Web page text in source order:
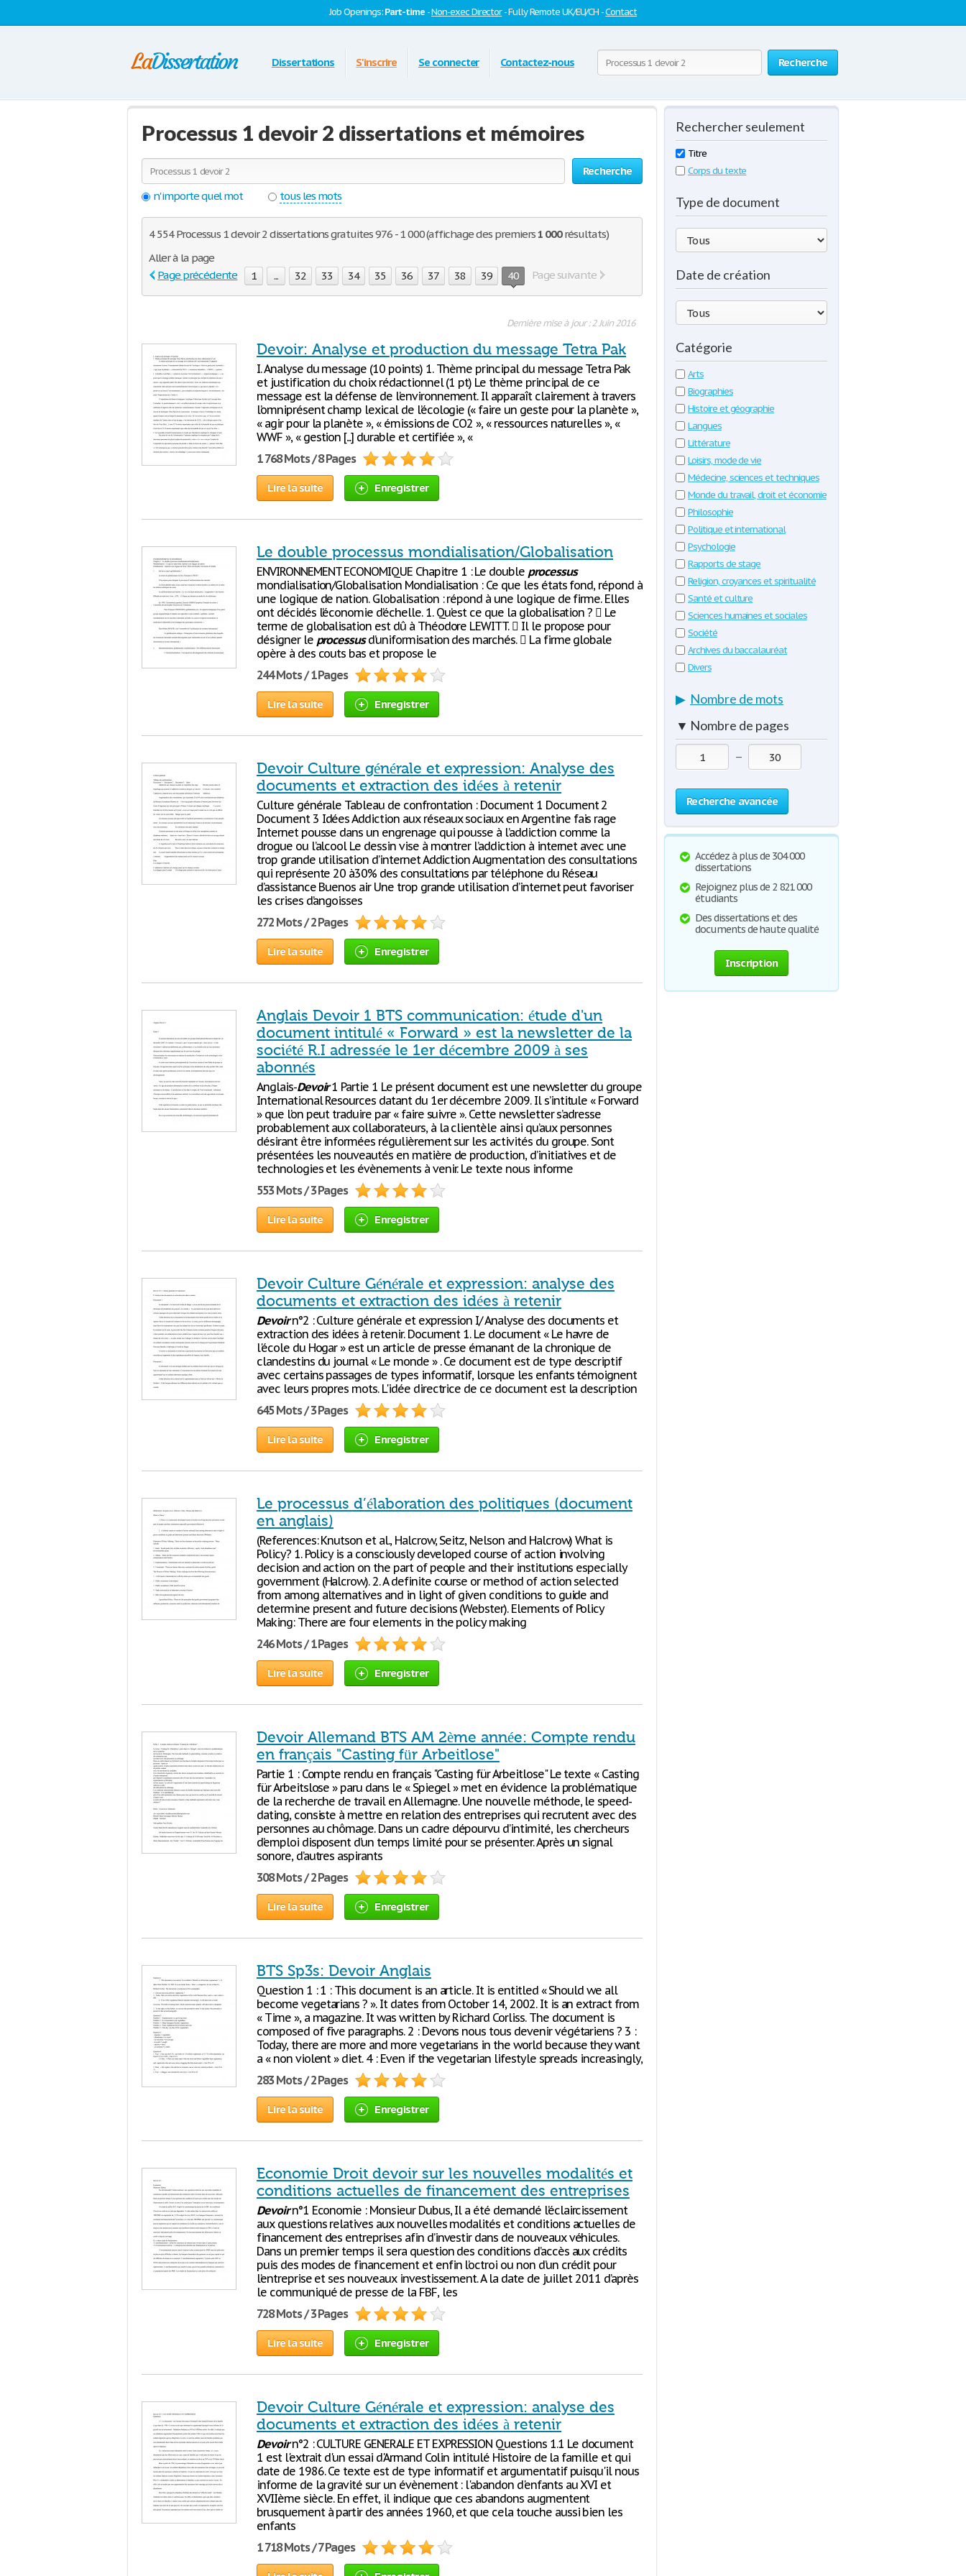
Job Openings:Part-time -Non-exec Director- Fully Remote UK/EU/CH -Contact
Recherche
Dissertations S'inscrire Se connecter Contactez-nous
Processus 1 devoir 2 dissertations et mémoires
Recherche
n'importe quel mot
tous les mots
4 554 Processus 1 devoir 2 dissertations gratuites 976 - 1 000 (affichage des premiers1 000résultats)
Aller à la page
Page précédente
1 ... 32 33 34 35 36 37 38 39 40 Page suivante
Dernière mise à jour : 2 Juin 2016
Devoir: Analyse et production du message Tetra Pak
I. Analyse du message (10 points) 1. Thème principal du message Tetra Pak
et justification du choix rédactionnel (1 pt) Le thème principal de ce
message est la défense de l’environnement. Il apparaît clairement à travers
l’omniprésent champ lexical de l’écologie (« faire un geste pour la planète »,
« agir pour la planète », « émissions de CO2 », « ressources naturelles », «
WWF », « gestion [...] durable et certifiée », «
1 768 Mots / 8 Pages
Lire la suite Enregistrer
Le double processus mondialisation/Globalisation
ENVIRONNEMENT ECONOMIQUE Chapitre 1 : Le double processus
mondialisation/Globalisation Mondialisation : Ce que les états fond, répond à
une logique de nation. Globalisation : répond à une logique de firme. Elles
ont décidés l’économie d’échelle. 1. Qu’est ce que la globalisation ?  Le
terme de globalisation est dû à Théodore LEWITT.  Il le propose pour
désigner le processusd’uniformisation des marchés.  La firme globale
opère à des couts bas et propose le
244 Mots / 1 Pages
Lire la suite Enregistrer
Devoir Culture générale et expression: Analyse des
documents et extraction des idées à retenir
Culture générale Tableau de confrontation : Document 1 Document 2
Document 3 Idées Addiction aux réseaux sociaux en Argentine fais rage
Internet pousse dans un engrenage qui pousse à l’addiction comme la
drogue ou l’alcool Le dessin vise à montrer l’addiction à internet avec une
trop grande utilisation d’internet Addiction Augmentation des consultations
qui représente 20 à30% des consultations par téléphone du Réseau
d’assistance Buenos air Une trop grande utilisation d’internet peut favoriser
les crises d’angoisses
272 Mots / 2 Pages
Lire la suite Enregistrer
Anglais Devoir 1 BTS communication: étude d'un
document intitulé « Forward » est la newsletter de la
société R.I adressée le 1er décembre 2009 à ses
abonnés
Anglais-Devoir1 Partie 1 Le présent document est une newsletter du groupe
International Resources datant du 1er décembre 2009. Il s’intitule « Forward
» que l’on peut traduire par « faire suivre ». Cette newsletter s’adresse
probablement aux collaborateurs, à la clientèle ainsi qu’aux personnes
désirant être informées régulièrement sur les activités du groupe. Sont
présentées les nouveautés en matière de production, d’initiatives et de
technologies et les évènements à venir. Le texte nous informe
553 Mots / 3 Pages
Lire la suite Enregistrer
Devoir Culture Générale et expression: analyse des
documents et extraction des idées à retenir
Devoirn°2 : Culture générale et expression I/ Analyse des documents et
extraction des idées à retenir. Document 1. Le document « Le havre de
l'école du Hogar » est un article de presse émanant de la chronique de
clandestins du journal « Le monde » . Ce document est de type descriptif
avec certains passages de types informatif, lorsque les enfants témoignent
avec leurs propres mots. L'idée directrice de ce document est la description
645 Mots / 3 Pages
Lire la suite Enregistrer
Le processus d’élaboration des politiques (document
en anglais)
(References: Knutson et al., Halcrow, Seitz, Nelson and Halcrow) What is
Policy? 1. Policy is a consciously developed course of action involving
decision and action on the part of people and their institutions especially
government (Halcrow). 2. A definite course or method of action selected
from among alternatives and in light of given conditions to guide and
determine present and future decisions (Webster). Elements of Policy
Making: There are four elements in the policy making
246 Mots / 1 Pages
Lire la suite Enregistrer
Devoir Allemand BTS AM 2ème année: Compte rendu
en français "Casting für Arbeitlose"
Partie 1 : Compte rendu en français "Casting für Arbeitlose" Le texte « Casting
für Arbeitslose » paru dans le « Spiegel » met en évidence la problématique
de la recherche de travail en Allemagne. Une nouvelle méthode, le speed-
dating, consiste à mettre en relation des entreprises qui recrutent avec des
personnes au chômage. Dans un cadre dépourvu d’intimité, les chercheurs
d’emploi disposent d’un temps limité pour se présenter. Après un signal
sonore, d’autres aspirants
308 Mots / 2 Pages
Lire la suite Enregistrer
BTS Sp3s: Devoir Anglais
Question 1 : 1 : This document is an article. It is entitled « Should we all
become vegetarians ? ». It dates from October 14, 2002. It is an extract from
« Time », a magazine. It was written by Richard Corliss. The document is
composed of five paragraphs. 2 : Devons nous tous devenir végétariens ? 3 :
Today, there are more and more vegetarians in the world because they want
a « non violent » diet. 4 : Even if the vegetarian lifestyle spreads increasingly,
283 Mots / 2 Pages
Lire la suite Enregistrer
Economie Droit devoir sur les nouvelles modalités et
conditions actuelles de financement des entreprises
Devoirn°1 Economie : Monsieur Dubus, Il a été demandé l’éclaircissement
aux questions relatives aux nouvelles modalités et conditions actuelles de
financement des entreprises afin d’investir dans de nouveaux véhicules.
Dans un premier temps il sera question des conditions d’accès aux crédits
puis des modes de financement et enfin l’octroi ou non d’un crédit pour
l’entreprise et ses nouveaux investissement. A la date de juillet 2011 d’après
le communiqué de presse de la FBF, les
728 Mots / 3 Pages
Lire la suite Enregistrer
Devoir Culture Générale et expression: analyse des
documents et extraction des idées à retenir
Devoirn°2 : CULTURE GENERALE ET EXPRESSION Questions 1.1 Le document
1 est l'extrait d'un essai d'Armand Colin intitulé Histoire de la famille et qui
date de 1986. Ce texte est de type informatif et argumentatif puisqu'il nous
informe de la gravité sur un évènement : l'abandon d'enfants au XVI et
XVIIème siècle. En effet, il indique que ces abandons augmentent
brusquement à partir des années 1960, et que cela touche aussi bien les
enfants
1 718 Mots / 7 Pages
Rechercher seulement
Titre
Corps du texte
Type de document
Date de création
Catégorie
Arts
Biographies
Histoire et géographie
Langues
Littérature
Loisirs, mode de vie
Médecine, sciences et techniques
Monde du travail, droit et économie
Philosophie
Politique et international
Psychologie
Rapports de stage
Religion, croyances et spiritualité
Santé et culture
Sciences humaines et sociales
Société
Archives du baccalauréat
Divers
▶ Nombre de mots
▼ Nombre de pages
—
Recherche avancée
Accédez à plus de 304 000
dissertations
Rejoignez plus de 2 821 000
étudiants
Des dissertations et des
documents de haute qualité
Inscription